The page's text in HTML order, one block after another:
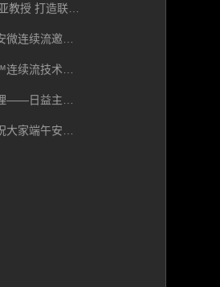
安微™连续流 X 程亚教授 打造联合实验室！以新质生产力进一步推动中国微化工产业技术！
医药圈万人大会：安微连续流邀请您来参加第六届CMC-China博览会！
大暑高温下，安微™连续流技术来驱走夏日的烦躁，带来一份清凉！
流动化学与连续处理——日益主流的技术
安微™连续流技术祝大家端午安康！